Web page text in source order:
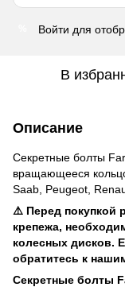
Войти для
В
Описание
Секретные болты
вращающееся
Saab, Peugeot,
⚠️ Перед покупкой
крепежа,
колесных дисков.
обратитесь к
Секретные болты